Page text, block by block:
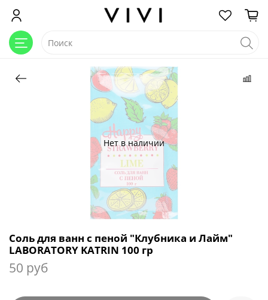
Нет в наличии
Соль для ванн с пеной "Клубника и Лайм"
LABORATORY KATRIN 100 гр
50 руб